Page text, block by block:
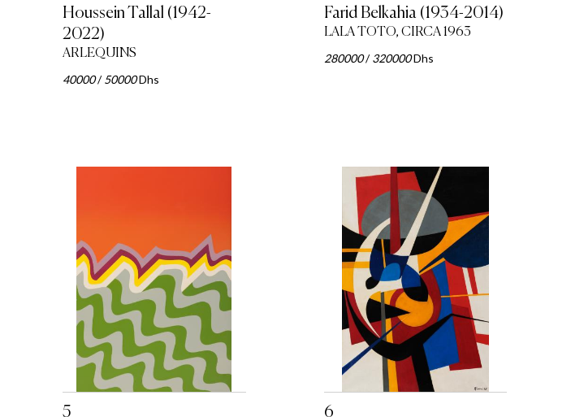
Houssein Tallal (1942-
2022)
ARLEQUINS
40000/50000Dhs
Farid Belkahia (1934-2014)
LALA TOTO, CIRCA 1963
280000/320000Dhs
5
6